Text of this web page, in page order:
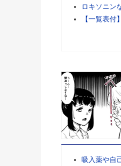
ロキソニン
【一覧表
吸入薬や自